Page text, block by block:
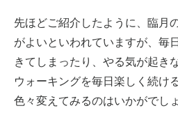
先ほどご紹介したように、臨月
がよいといわれていますが、毎
きてしまったり、やる気が起き
ウォーキングを毎日楽しく続け
色々変えてみるのはいかがでし